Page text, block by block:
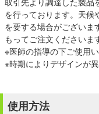
を行っております。天候
を要する場合がございま
もってご注文くださいま
※医師の指導の下ご使用
※時期によりデザインが
使用方法